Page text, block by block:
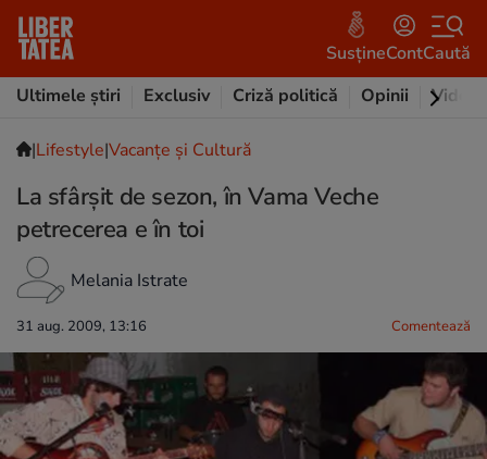
SusțineContCaută
Ultimele știri
Exclusiv Criză politică Opinii Video
|Lifestyle|Vacanțe și Cultură
La sfârşit de sezon, în Vama Veche
petrecerea e în toi
Melania Istrate
31 aug. 2009, 13:16 Comentează